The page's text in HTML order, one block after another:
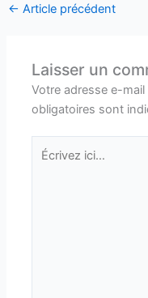
← Article précédent
Laisser un
Votre adresse e-
obligatoires sont
Écrivez